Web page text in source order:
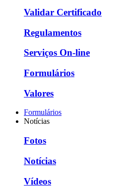
Validar Certificado
Regulamentos
Serviços On-line
Formulários
Valores
Formulários
Notícias
Fotos
Notícias
Vídeos